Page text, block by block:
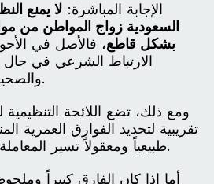
الإجابة المباشرة: لا يمنع
السعودية زواج المواطن من
بشكل قاطع، فالأصل في
الارتباط الشرعي في حال
والصحية وتوفر رضا الطرفين.
ومع ذلك، تضع اللائحة التنظيمية
تقريبية لتحديد الفوارق العمرية
طبيعياً ومعقولاً تسير المعاملة في مسارها الاعتيادي.
أما إذا كان الفارق كبيراً